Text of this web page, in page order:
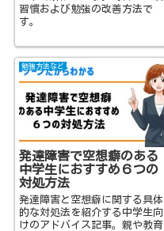
習慣および勉強の改善方法で
す。
勉強方法など
発達障害で空想癖のある
中学生におすすめ６つの
対処方法
発達障害と空想癖に関する具体
的な対処法を紹介する中学生向
けのアドバイス記事。親や教育